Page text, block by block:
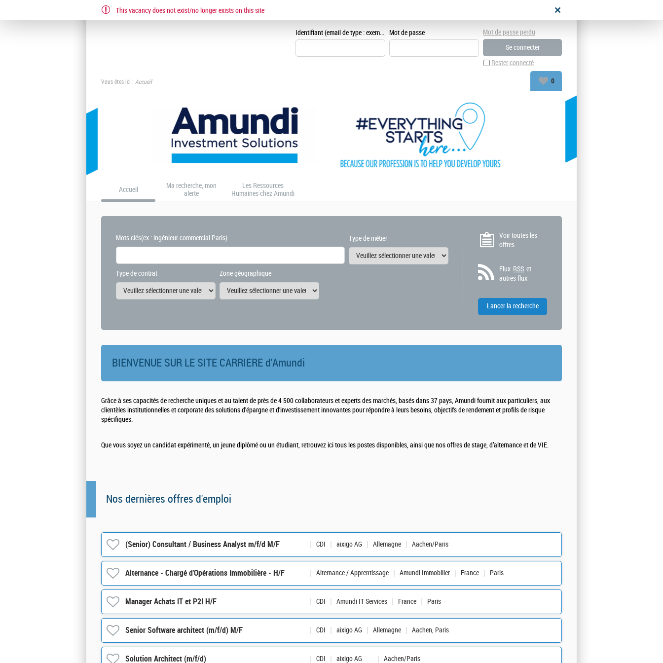
EN FR IT
Identifiant (email de type : exemple@exemple.fr) Mot de passe
Rester connecté
Mot de passe perdu
Vous êtes ici : Accueil 0
Accueil
Ma recherche, mon
alerte
Les Ressources
Humaines chez Amundi
Mots clés(ex : ingénieur commercial Paris) Type de métier
Type de contrat Zone géographique
Voir toutes les
offres
Flux RSS et
autres flux
This vacancy does not exist/no longer exists on this site
BIENVENUE SUR LE SITE CARRIERE d'Amundi
Grâce à ses capacités de recherche uniques et au talent de près de 4 500 collaborateurs et experts des marchés, basés dans 37 pays, Amundi fournit aux particuliers, aux
clientèles institutionnelles et corporate des solutions d’épargne et d'investissement innovantes pour répondre à leurs besoins, objectifs de rendement et profils de risque
spécifiques.
Que vous soyez un candidat expérimenté, un jeune diplômé ou un étudiant, retrouvez ici tous les postes disponibles, ainsi que nos offres de stage, d’alternance et de VIE.
Nos dernières offres d'emploi
(Senior) Consultant / Business Analyst m/f/d M/F CDI aixigo AG Allemagne Aachen/Paris
Alternance - Chargé d'Opérations Immobilière - H/F Alternance / Apprentissage Amundi Immobilier France Paris
Manager Achats IT et P2I H/F CDI Amundi IT Services France Paris
Senior Software architect (m/f/d) M/F CDI aixigo AG Allemagne Aachen, Paris
Solution Architect (m/f/d) CDI aixigo AG Aachen/Paris